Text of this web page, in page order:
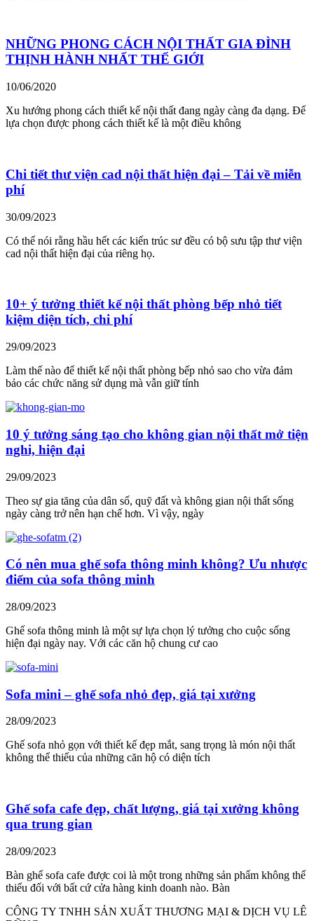
NHỮNG PHONG CÁCH NỘI THẤT GIA ĐÌNH
THỊNH HÀNH NHẤT THẾ GIỚI
10/06/2020
Xu hướng phong cách thiết kế nội thất đang ngày càng đa dạng. Để
lựa chọn được phong cách thiết kế là một điều không
Chi tiết thư viện cad nội thất hiện đại – Tải về miễn
phí
30/09/2023
Có thể nói rằng hầu hết các kiến trúc sư đều có bộ sưu tập thư viện
cad nội thất hiện đại của riêng họ.
10+ ý tưởng thiết kế nội thất phòng bếp nhỏ tiết
kiệm diện tích, chi phí
29/09/2023
Làm thế nào để thiết kế nội thất phòng bếp nhỏ sao cho vừa đảm
bảo các chức năng sử dụng mà vẫn giữ tính
10 ý tưởng sáng tạo cho không gian nội thất mở tiện
nghi, hiện đại
29/09/2023
Theo sự gia tăng của dân số, quỹ đất và không gian nội thất sống
ngày càng trở nên hạn chế hơn. Vì vậy, ngày
Có nên mua ghế sofa thông minh không? Ưu nhược
điểm của sofa thông minh
28/09/2023
Ghế sofa thông minh là một sự lựa chọn lý tưởng cho cuộc sống
hiện đại ngày nay. Với các căn hộ chung cư cao
Sofa mini – ghế sofa nhỏ đẹp, giá tại xưởng
28/09/2023
Ghế sofa nhỏ gọn với thiết kế đẹp mắt, sang trọng là món nội thất
không thể thiếu của những căn hộ có diện tích
Ghế sofa cafe đẹp, chất lượng, giá tại xưởng không
qua trung gian
28/09/2023
Bàn ghế sofa cafe được coi là một trong những sản phẩm không thể
thiếu đối với bất cứ cửa hàng kinh doanh nào. Bàn
CÔNG TY TNHH SẢN XUẤT THƯƠNG MẠI & DỊCH VỤ LÊ